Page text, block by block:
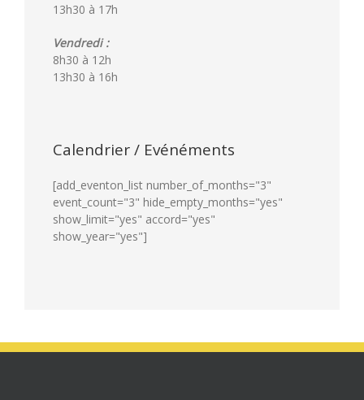
13h30 à 17h
Vendredi :
8h30 à 12h
13h30 à 16h
Calendrier / Evénéments
[add_eventon_list number_of_months="3"
event_count="3" hide_empty_months="yes"
show_limit="yes" accord="yes"
show_year="yes"]